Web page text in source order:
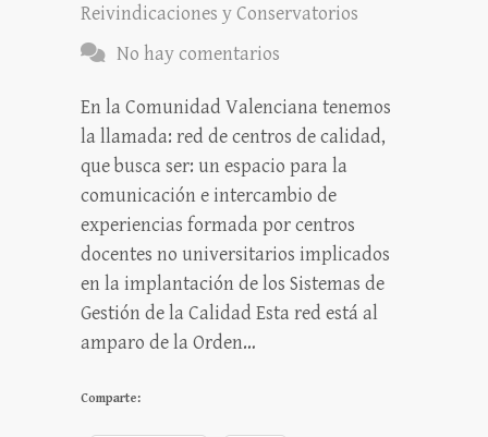
Reivindicaciones y Conservatorios
No hay comentarios
En la Comunidad Valenciana tenemos
la llamada: red de centros de calidad,
que busca ser: un espacio para la
comunicación e intercambio de
experiencias formada por centros
docentes no universitarios implicados
en la implantación de los Sistemas de
Gestión de la Calidad Esta red está al
amparo de la Orden…
Comparte: